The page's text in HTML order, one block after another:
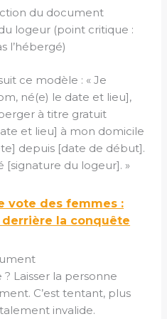
du document
logeur (point critique :
l’hébergé)
ce modèle : « Je
né(e) le date et lieu],
à titre gratuit
et lieu] à mon domicile
depuis [date de début].
[signature du logeur]. »
vote des femmes :
la conquête
Laisser la personne
C’est tentant, plus
invalide.